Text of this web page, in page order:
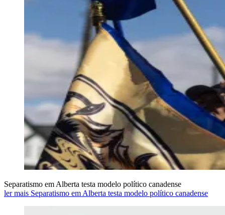
Separatismo em Alberta testa modelo político canadense
ler mais Separatismo em Alberta testa modelo político canadense